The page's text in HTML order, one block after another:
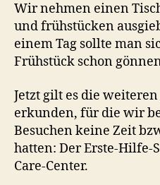
Wir nehmen einen
und frühstücken
einem Tag sollte man
Frühstück schon
Jetzt gilt es die
erkunden, für die wir
Besuchen keine Zeit
hatten: Der Erste-Hilfe-
Care-Center.